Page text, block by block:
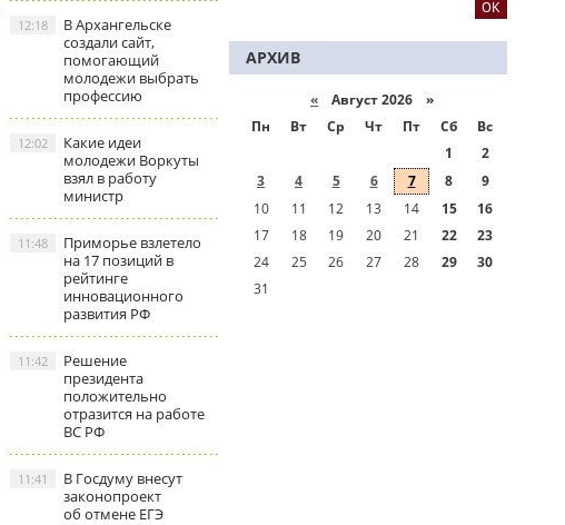
В Архангельске
создали сайт,
помогающий
молодежи выбрать
профессию
12:18
Какие идеи
молодежи Воркуты
взял в работу
министр
12:02
Приморье взлетело
на 17 позиций в
рейтинге
инновационного
развития РФ
11:48
Решение
президента
положительно
отразится на работе
ВС РФ
11:42
В Госдуму внесут
законопроект
об отмене ЕГЭ
11:41
АРХИВ
« Август 2026 »
Пн
Вт Ср Чт Пт Сб
Вс
1
2
3
4 5 6 7 8
9
10
11 12 13 14 15
16
17
18 19 20 21 22
23
24
25 26 27 28 29
30
31